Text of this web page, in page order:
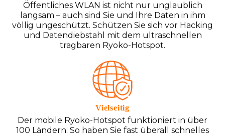
Öffentliches WLAN ist nicht nur unglaublich
langsam – auch sind Sie und Ihre Daten in ihm
völlig ungeschützt. Schützen Sie sich vor Hacking
und Datendiebstahl mit dem ultraschnellen
tragbaren Ryoko-Hotspot.
Vielseitig
Der mobile Ryoko-Hotspot funktioniert in über
100 Ländern: So haben Sie fast überall schnelles